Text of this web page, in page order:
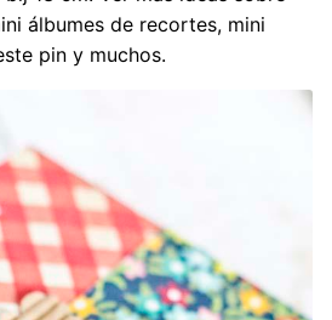
álbumes de recortes, mini
pin y muchos.